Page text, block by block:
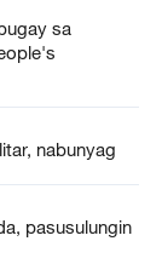
sa
nabunyag
pasusulungin